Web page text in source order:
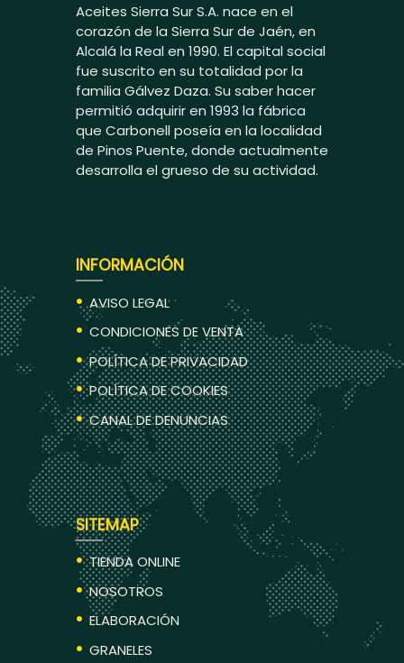
Aceites Sierra Sur S.A. nace en el
corazón de la Sierra Sur de Jaén, en
Alcalá la Real en 1990. El capital social
fue suscrito en su totalidad por la
familia Gálvez Daza. Su saber hacer
permitió adquirir en 1993 la fábrica
que Carbonell poseía en la localidad
de Pinos Puente, donde actualmente
desarrolla el grueso de su actividad.
INFORMACIÓN
AVISO LEGAL
CONDICIONES DE VENTA
POLÍTICA DE PRIVACIDAD
POLÍTICA DE COOKIES
CANAL DE DENUNCIAS
SITEMAP
TIENDA ONLINE
NOSOTROS
ELABORACIÓN
GRANELES